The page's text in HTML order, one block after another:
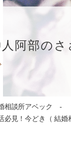
阿部の
相談所アベック
必見！今どき（ 結